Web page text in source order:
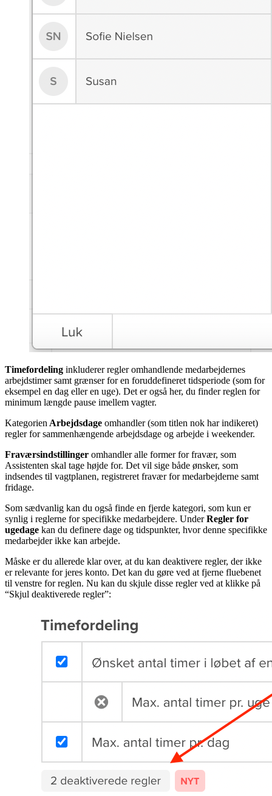
Timefordeling inkluderer regler omhandlende medarbejdernes
arbejdstimer samt grænser for en foruddefineret tidsperiode (som for
eksempel en dag eller en uge). Det er også her, du finder reglen for
minimum længde pause imellem vagter.
Kategorien Arbejdsdage omhandler (som titlen nok har indikeret)
regler for sammenhængende arbejdsdage og arbejde i weekender.
Fraværsindstillinger omhandler alle former for fravær, som
Assistenten skal tage højde for. Det vil sige både ønsker, som
indsendes til vagtplanen, registreret fravær for medarbejderne samt
fridage.
Som sædvanlig kan du også finde en fjerde kategori, som kun er
synlig i reglerne for specifikke medarbejdere. UnderRegler for
ugedage kan du definere dage og tidspunkter, hvor denne specifikke
medarbejder ikke kan arbejde.
Måske er du allerede klar over, at du kan deaktivere regler, der ikke
er relevante for jeres konto. Det kan du gøre ved at fjerne fluebenet
til venstre for reglen. Nu kan du skjule disse regler ved at klikke på
“Skjul deaktiverede regler”: